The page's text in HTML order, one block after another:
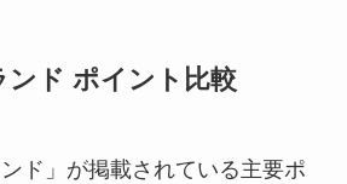
ンド ポイント比較
ンド」が掲載されている主要ポ